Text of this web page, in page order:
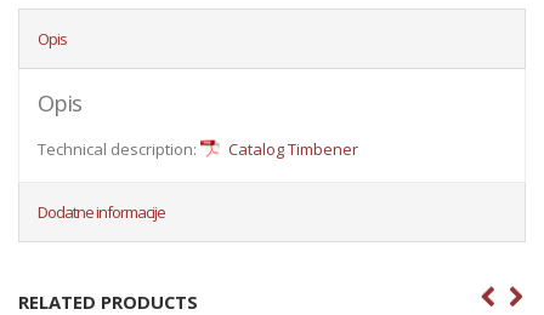
Opis
Opis
Technical description: Catalog Timbener
Dodatne informacije
RELATED PRODUCTS